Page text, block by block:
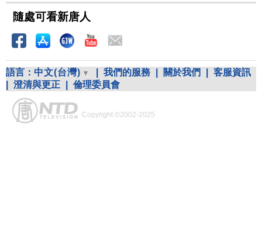
隨處可看新唐人
語言： 中文(台灣) 我們的服務 關於我們
客服資訊
澄清與更正 倫理委員會
Copyright ©2002-2025